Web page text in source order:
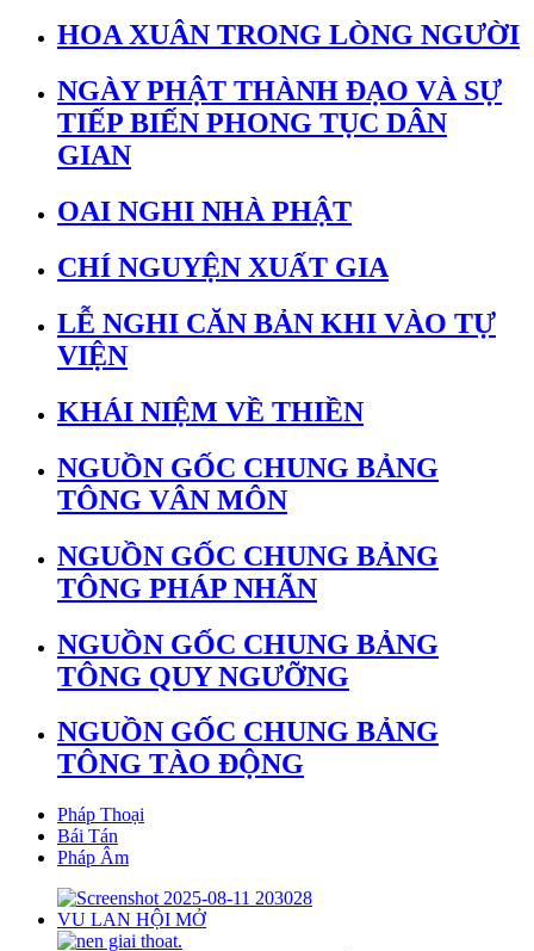
HOA XUÂN TRONG LÒNG NGƯỜI
NGÀY PHẬT THÀNH ĐẠO VÀ SỰ
TIẾP BIẾN PHONG TỤC DÂN
GIAN
OAI NGHI NHÀ PHẬT
CHÍ NGUYỆN XUẤT GIA
LỄ NGHI CĂN BẢN KHI VÀO TỰ
VIỆN
KHÁI NIỆM VỀ THIỀN
NGUỒN GỐC CHUNG BẢNG
TÔNG VÂN MÔN
NGUỒN GỐC CHUNG BẢNG
TÔNG PHÁP NHÃN
NGUỒN GỐC CHUNG BẢNG
TÔNG QUY NGƯỠNG
NGUỒN GỐC CHUNG BẢNG
TÔNG TÀO ĐỘNG
Pháp Thoại
Bái Tán
Pháp Âm
VU LAN HỘI MỞ